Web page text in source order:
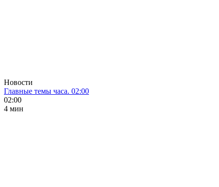
Новости
Главные темы часа. 02:00
02:00
4 мин